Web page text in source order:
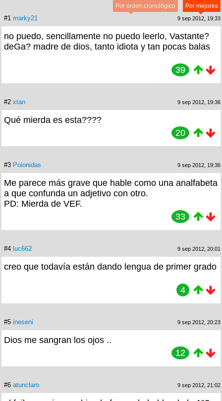
Por mejores
Por orden cronológico
#1 marky21 9 sep 2012, 19:33
no puedo, sencillamente no puedo leerlo, Vastante?
deGa? madre de dios, tanto idiota y tan pocas balas
39
#2 xtan 9 sep 2012, 19:36
Qué mierda es esta????
20
#3 Poionidas 9 sep 2012, 19:36
Me parece más grave que hable como una analfabeta
a que confunda un adjetivo con otro.
PD: Mierda de VEF.
33
#4 luc662 9 sep 2012, 20:01
creo que todavía están dando lengua de primer grado
4
#5 ineseni 9 sep 2012, 20:23
Dios me sangran los ojos ..
12
#6 atunclaro 9 sep 2012, 21:02